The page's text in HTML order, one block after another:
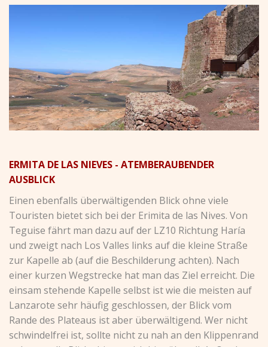
ERMITA DE LAS NIEVES - ATEMBERAUBENDER
AUSBLICK
Einen ebenfalls überwältigenden Blick ohne viele
Touristen bietet sich bei der Erimita de las Nives. Von
Teguise fährt man dazu auf der LZ10 Richtung Haría
und zweigt nach Los Valles links auf die kleine Straße
zur Kapelle ab (auf die Beschilderung achten). Nach
einer kurzen Wegstrecke hat man das Ziel erreicht. Die
einsam stehende Kapelle selbst ist wie die meisten auf
Lanzarote sehr häufig geschlossen, der Blick vom
Rande des Plateaus ist aber überwältigend. Wer nicht
schwindelfrei ist, sollte nicht zu nah an den Klippenrand